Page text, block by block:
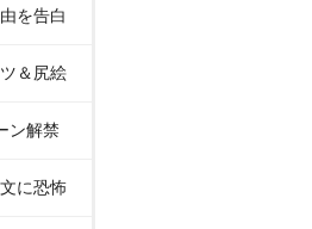
を告白
＆尻絵
ン解禁
に恐怖